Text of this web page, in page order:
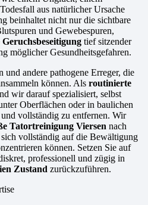
aus natürlicher Ursache
beinhaltet nicht nur die sichtbare
und Gewebespuren,
tief sitzender
möglicher Gesundheitsgefahren.
andere pathogene Erreger, die
können. Als routinierte
wir darauf spezialisiert, selbst
Oberflächen oder in baulichen
vollständig zu entfernen. Wir
Tatortreinigung Viersen nach
vollständig auf die Bewältigung
können. Setzen Sie auf
professionell und zügig in
Zustand zurückzuführen.